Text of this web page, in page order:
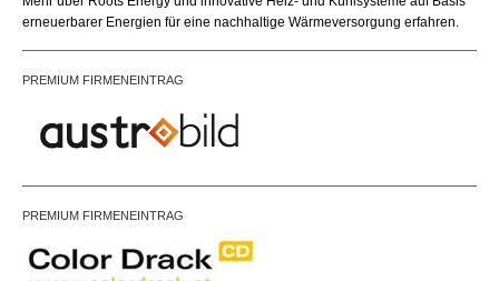
erneuerbarer Energien für eine nachhaltige Wärmeversorgung erfahren.
PREMIUM FIRMENEINTRAG
PREMIUM FIRMENEINTRAG